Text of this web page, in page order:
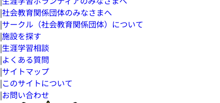
|社会教育関係団体のみなさまへ
|サークル（社会教育関係団体）について
|施設を探す
|生涯学習相談
|よくある質問
|サイトマップ
|このサイトについて
|お問い合わせ